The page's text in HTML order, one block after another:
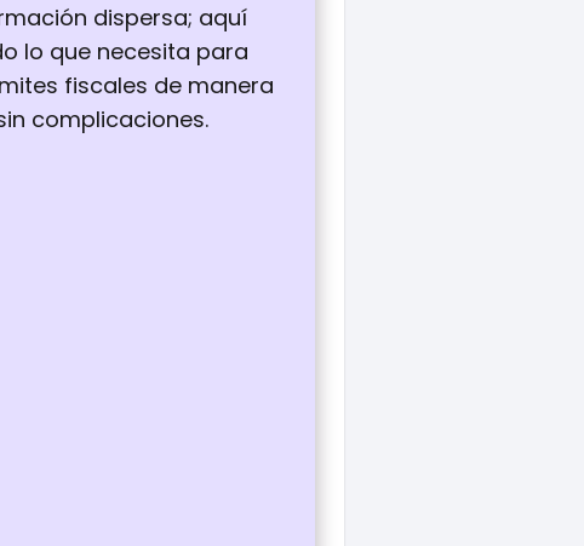
dispersa; aquí
lo que necesita para
fiscales de manera
complicaciones.